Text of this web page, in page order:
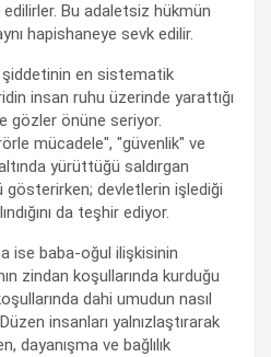
Bu adaletsiz hükmün
hapishaneye sevk edilir.
şiddetinin en sistematik
insan ruhu üzerinde yarattığı
gözler önüne seriyor.
mücadele", "güvenlik" ve
yürüttüğü saldırgan
gösterirken; devletlerin işlediği
da teşhir ediyor.
ise baba-oğul ilişkisinin
zindan koşullarında kurduğu
dahi umudun nasıl
insanları yalnızlaştırarak
dayanışma ve bağlılık